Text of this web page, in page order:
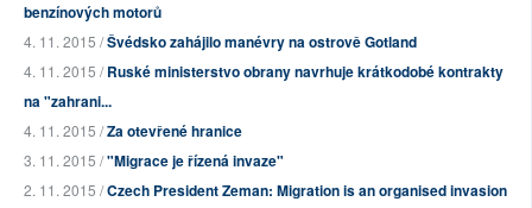
benzínových motorů
4. 11. 2015 /Švédsko zahájilo manévry na ostrově Gotland
4. 11. 2015 /Ruské ministerstvo obrany navrhuje krátkodobé kontrakty
na "zahrani...
4. 11. 2015 /Za otevřené hranice
3. 11. 2015 /"Migrace je řízená invaze"
2. 11. 2015 /Czech President Zeman: Migration is an organised invasion